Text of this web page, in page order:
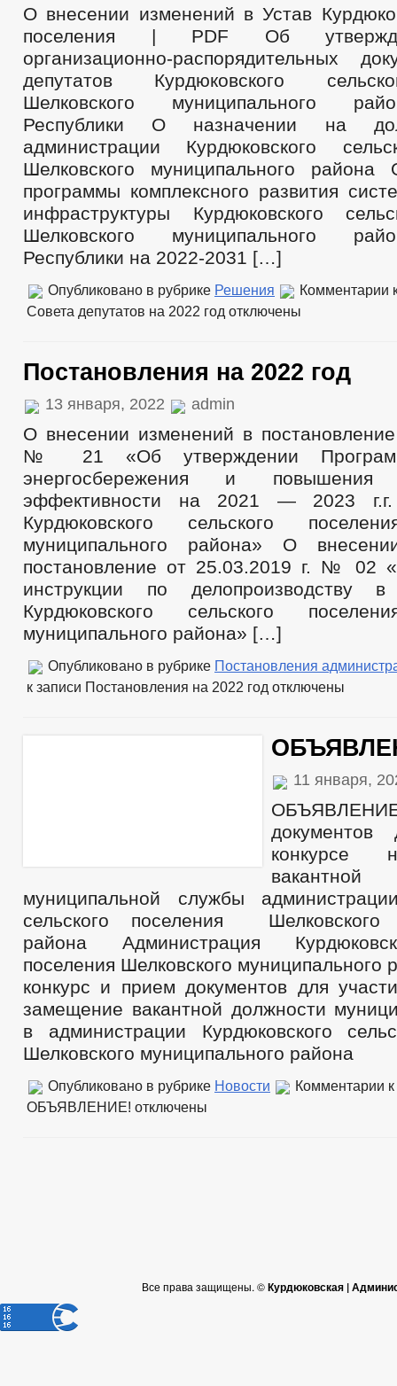
О внесении изменений в Устав
поселения | PDF Об
организационно-распорядительных
депутатов Курдюковского
Шелковского муниципального
Республики О назначении на
администрации Курдюковского
Шелковского муниципального района
программы комплексного развития
инфраструктуры Курдюковского
Шелковского муниципального
Республики на 2022-2031 […]
Опубликовано в рубрике Решения Комментарии
Совета депутатов на 2022 год отключены
Постановления на 2022 год
13 января, 2022 admin
О внесении изменений в
№ 21 «Об утверждении
энергосбережения и повышения
эффективности на 2021 — 2023 г.г.
Курдюковского сельского
муниципального района» О
постановление от 25.03.2019 г. № 02
инструкции по делопроизводству в
Курдюковского сельского
муниципального района» […]
Опубликовано в рубрике Постановления
к записи Постановления на 2022 год отключены
11 января,
конкурсе
муниципальной службы
сельского поселения Шелковского
района Администрация
поселения Шелковского муниципального
конкурс и прием документов для
замещение вакантной должности
в администрации Курдюковского
Шелковского муниципального района
Опубликовано в рубрике Новости Комментарии
ОБЪЯВЛЕНИЕ! отключены
Все права защищены. ©Курдюковская |